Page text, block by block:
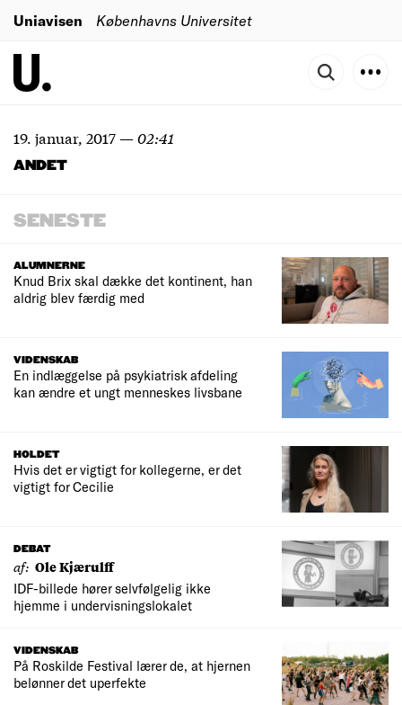
Uniavisen Københavns Universitet
19. januar, 2017—02:41
ANDET
SENESTE
ALUMNERNE
Knud Brix skal dække det kontinent, han
aldrig blev færdig med
VIDENSKAB
En indlæggelse på psykiatrisk afdeling
kan ændre et ungt menneskes livsbane
HOLDET
Hvis det er vigtigt for kollegerne, er det
vigtigt for Cecilie
DEBAT
af: Ole Kjærulff
IDF-billede hører selvfølgelig ikke
hjemme i undervisningslokalet
VIDENSKAB
På Roskilde Festival lærer de, at hjernen
belønner det uperfekte